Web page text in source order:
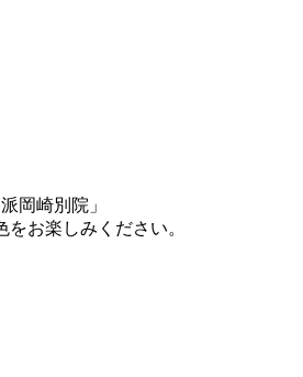
岡崎別院」
お楽しみください。